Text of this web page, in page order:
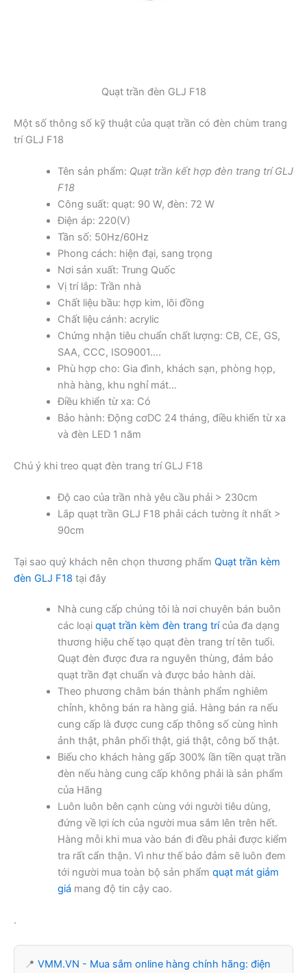
Quạt trần đèn GLJ F18
Một số thông số kỹ thuật của quạt trần có đèn chùm trang
trí GLJ F18
Tên sản phẩm: Quạt trần kết hợp đèn trang trí GLJ
F18
Công suất: quạt: 90 W, đèn: 72 W
Điện áp: 220(V)
Tần số: 50Hz/60Hz
Phong cách: hiện đại, sang trọng
Nơi sản xuất: Trung Quốc
Vị trí lắp: Trần nhà
Chất liệu bầu: hợp kim, lõi đồng
Chất liệu cánh: acrylic
Chứng nhận tiêu chuẩn chất lượng: CB, CE, GS,
SAA, CCC, ISO9001….
Phù hợp cho: Gia đình, khách sạn, phòng họp,
nhà hàng, khu nghỉ mát…
Điều khiển từ xa: Có
Bảo hành: Động cơDC 24 tháng, điều khiển từ xa
và đèn LED 1 năm
Chú ý khi treo quạt đèn trang trí GLJ F18
Độ cao của trần nhà yêu cầu phải > 230cm
Lắp quạt trần GLJ F18 phải cách tường ít nhất >
90cm
Tại sao quý khách nên chọn thương phẩm Quạt trần kèm
đèn GLJ F18 tại đây
Nhà cung cấp chúng tôi là nơi chuyên bán buôn
các loại quạt trần kèm đèn trang trícủa đa dạng
thương hiệu chế tạo quạt đèn trang trí tên tuổi.
Quạt đèn được đưa ra nguyên thùng, đảm bảo
quạt trần đạt chuẩn và được bảo hành dài.
Theo phương châm bán thành phẩm nghiêm
chỉnh, không bán ra hàng giả. Hàng bán ra nếu
cung cấp là được cung cấp thông số cùng hình
ảnh thật, phân phối thật, giá thật, công bố thật.
Biếu cho khách hàng gấp 300% lần tiền quạt trần
đèn nếu hàng cung cấp không phải là sản phẩm
của Hãng
Luôn luôn bên cạnh cùng với người tiêu dùng,
đứng về lợi ích của người mua sắm lên trên hết.
Hàng mỗi khi mua vào bán đi đều phải được kiểm
tra rất cẩn thận. Vì như thế bảo đảm sẽ luôn đem
tới người mua toàn bộ sản phẩm quạt mát giảm
giá mang độ tin cậy cao.
.
📍 VMM.VN - Mua sắm online hàng chính hãng: điện